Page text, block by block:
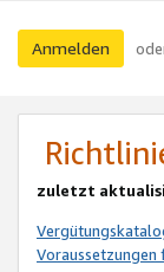
Anmelden
zuletzt
Voraussetzungen